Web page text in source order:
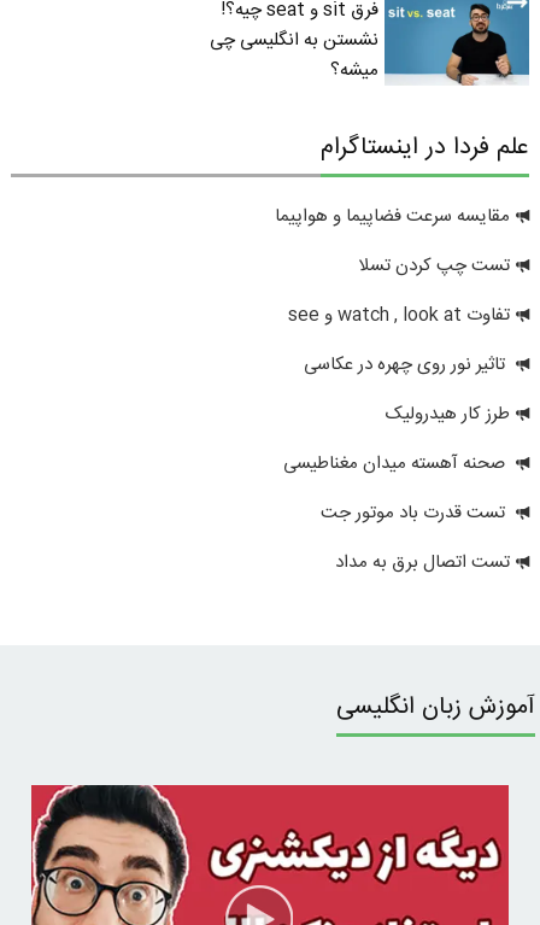
فرق sit و seat چیه؟!
نشستن به انگلیسی چی
میشه؟
علم فردا در اینستاگرام
مقایسه سرعت فضاپیما و هواپیما
تست چپ کردن تسلا
تفاوت watch , look at و see
تاثیر نور روی چهره در عکاسی
طرز کار هیدرولیک
صحنه آهسته میدان مغناطیسی
تست قدرت باد موتور جت
تست اتصال برق به مداد
آموزش زبان انگلیسی